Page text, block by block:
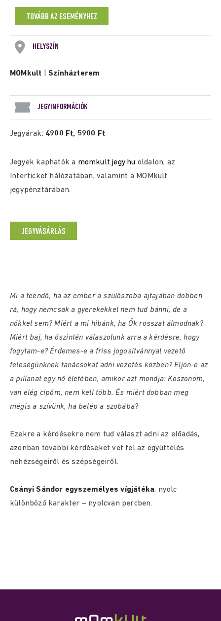
TOVÁBB AZ ESEMÉNYHEZ
HELYSZÍN
MOMkult |Színházterem
JEGYINFORMÁCIÓK
Jegyárak: 4900 Ft, 5900 Ft
Jegyek kaphatók a momkult.jegy.hu oldalon, az
Interticket hálózatában, valamint a MOMkult
jegypénztárában.
JEGYVÁSÁRLÁS
Mi a teendő, ha az ember a szülőszoba ajtajában döbben
rá, hogy nemcsak a gyerekekkel nem tud bánni, de a
nőkkel sem? Miért a mi hibánk, ha Ők rosszat álmodnak?
Miért baj, ha őszintén válaszolunk arra a kérdésre, hogy
fogytam-e? Érdemes-e a friss jogosítvánnyal vezető
feleségünknek tanácsokat adni vezetés közben? Eljön-e az
a pillanat egy nő életében, amikor azt mondja: Köszönöm,
van elég cipőm, nem kell több. És miért dobban meg
mégis a szívünk, ha belép a szobába?
Ezekre a kérdésekre nem tud választ adni az előadás,
azonban további kérdéseket vet fel az együttélés
nehézségeiről és szépségeiről.
Csányi Sándor egyszemélyes vígjátéka: nyolc
különböző karakter – nyolcvan percben.